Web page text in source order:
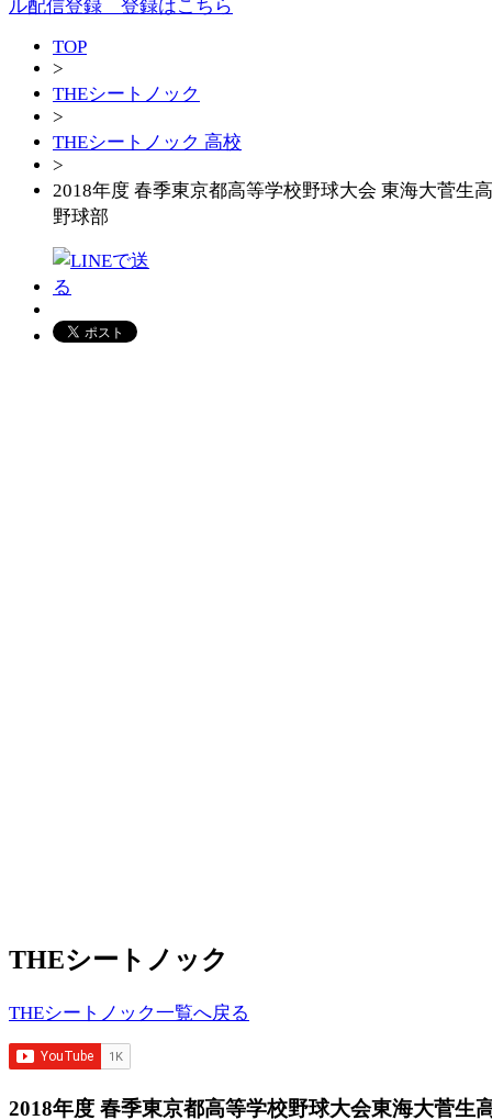
TOP
>
THEシートノック
>
THEシートノック 高校
>
2018年度 春季東京都高等学校野球大会 東海大菅生
野球部
THEシートノック
THEシートノック一覧へ戻る
2018年度 春季東京都高等学校野球大会東海大菅生